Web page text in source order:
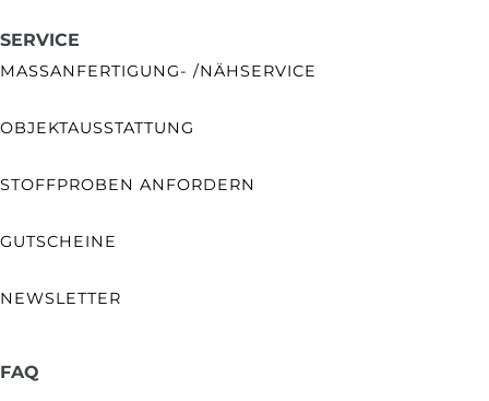
SERVICE
MASSANFERTIGUNG- /NÄHSERVICE
OBJEKTAUSSTATTUNG
STOFFPROBEN ANFORDERN
GUTSCHEINE
NEWSLETTER
FAQ